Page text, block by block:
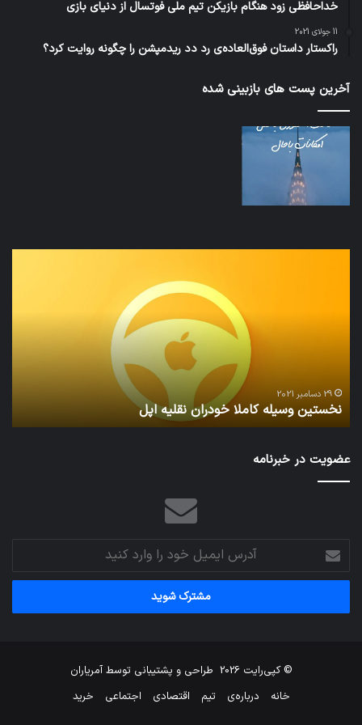
خداحافظی زود هنگام بازیکن تیم ملی فوتسال از دنیای بازی
11 جولای 2021
راکستار داستان فوق‌العاده‌ی رد دد ریدمپشن را چگونه روایت کرد؟
آخرین پست های بازبینی شده
29 دسامبر 2021
نخستین وسیله کاملا خودران نقلیه اپل
عضویت در خبرنامه
آدرس
ایمیل
خود
وارد
© کپی‌رایت 2026 طراحی و پشتیبانی توسطآمریاران
خانه
درباره‌ی تیم اقتصادی اجتماعی خرید